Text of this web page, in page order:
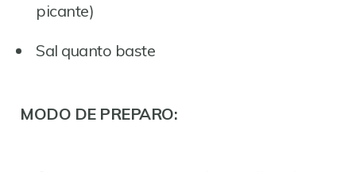
picante)
Sal quanto baste
MODO DE PREPARO: